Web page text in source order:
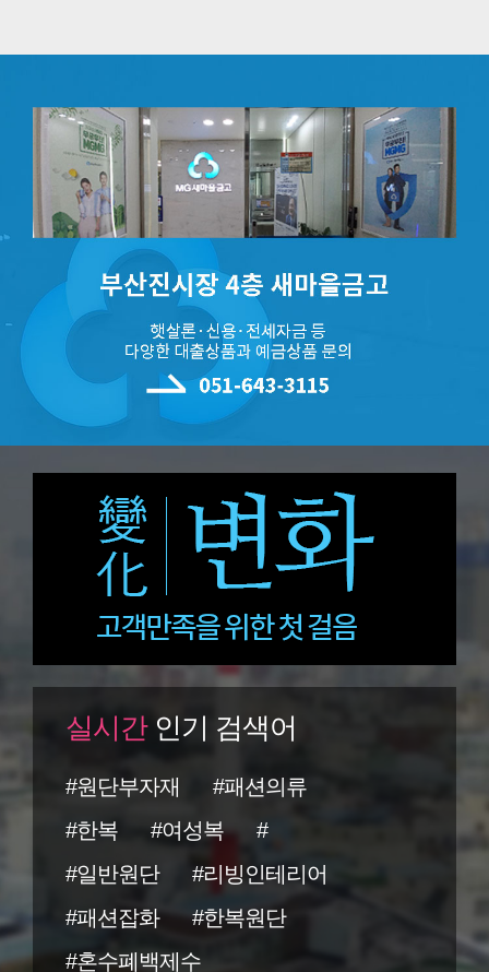
실시간인기 검색어
#원단부자재
#패션의류
#한복
#여성복
#
#일반원단
#리빙인테리어
#패션잡화
#한복원단
#혼수폐백제수